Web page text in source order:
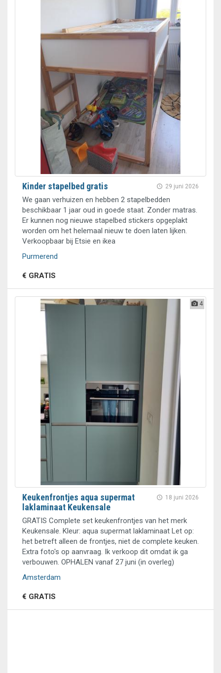
29 juni 2026
Kinder stapelbed gratis
We gaan verhuizen en hebben 2 stapelbedden
beschikbaar 1 jaar oud in goede staat. Zonder matras.
Er kunnen nog nieuwe stapelbed stickers opgeplakt
worden om het helemaal nieuw te doen laten lijken.
Verkoopbaar bij Etsie en ikea
Purmerend
€ GRATIS
4
18 juni 2026
Keukenfrontjes aqua supermat
laklaminaat Keukensale
GRATIS Complete set keukenfrontjes van het merk
Keukensale. Kleur: aqua supermat laklaminaat Let op:
het betreft alleen de frontjes, niet de complete keuken.
Extra foto's op aanvraag. Ik verkoop dit omdat ik ga
verbouwen. OPHALEN vanaf 27 juni (in overleg)
Amsterdam
€ GRATIS